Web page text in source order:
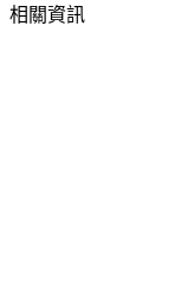
相關資訊